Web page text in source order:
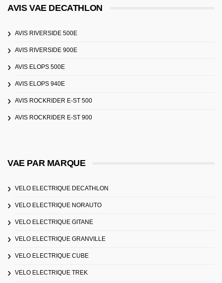
AVIS VAE DECATHLON
AVIS RIVERSIDE 500E
AVIS RIVERSIDE 900E
AVIS ELOPS 500E
AVIS ELOPS 940E
AVIS ROCKRIDER E-ST 500
AVIS ROCKRIDER E-ST 900
VAE PAR MARQUE
VELO ELECTRIQUE DECATHLON
VELO ELECTRIQUE NORAUTO
VELO ELECTRIQUE GITANE
VELO ELECTRIQUE GRANVILLE
VELO ELECTRIQUE CUBE
VELO ELECTRIQUE TREK